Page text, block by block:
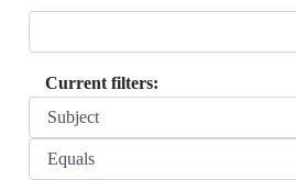
Current filters: